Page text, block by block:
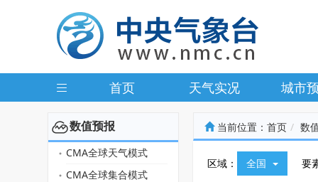
首页 天气实况 城市
数值预报
CMA全球天气模式
CMA全球集合模式
当前位置： 首页 数
区域： 全国 要